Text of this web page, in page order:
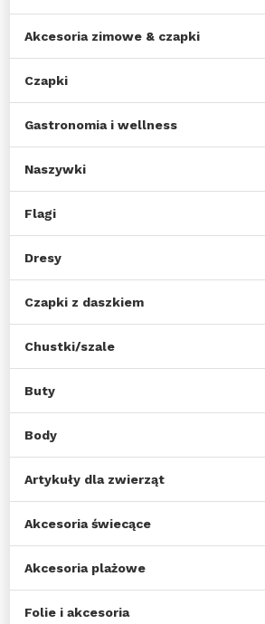
Akcesoria zimowe & czapki
Czapki
Gastronomia i wellness
Naszywki
Flagi
Dresy
Czapki z daszkiem
Chustki/szale
Buty
Body
Artykuły dla zwierząt
Akcesoria świecące
Akcesoria plażowe
Folie i akcesoria